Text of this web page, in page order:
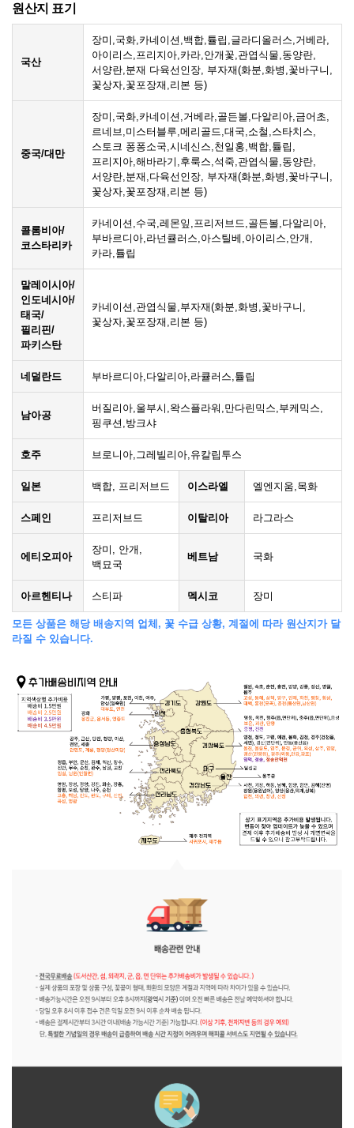
원산지 표기
국산
장미,국화,카네이션,백합,튤립,글라디올러스,거베라,
아이리스,프리지아,카라,안개꽃,관엽식물,동양란,
서양란,분재 다육선인장, 부자재(화분,화병,꽃바구니,
꽃상자,꽃포장재,리본 등)
중국/대만
장미,국화,카네이션,거베라,골든볼,다알리아,금어초,
르네브,미스터블루,메리골드,대국,소철,스타치스,
스토크 퐁퐁소국,시네신스,천일홍,백합,튤립,
프리지아,해바라기,후룩스,석죽,관엽식물,동양란,
서양란,분재,다육선인장, 부자재(화분,화병,꽃바구니,
꽃상자,꽃포장재,리본 등)
콜롬비아/
코스타리카
카네이션,수국,레몬잎,프리저브드,골든볼,다알리아,
부바르디아,라넌큘러스,아스틸베,아이리스,안개,
카라,튤립
말레이시아/
인도네시아/
태국/
필리핀/
파키스탄
카네이션,관엽식물,부자재(화분,화병,꽃바구니,
꽃상자,꽃포장재,리본 등)
네덜란드 부바르디아,다알리아,라큘러스,튤립
남아공
버질리아,울부시,왁스플라워,만다린믹스,부케믹스,
핑쿠션,방크샤
호주 브로니아,그레빌리아,유칼립투스
일본 백합, 프리저브드 이스라엘 엘엔지움,목화
스페인 프리저브드 이탈리아 라그라스
에티오피아
장미, 안개,
백묘국
베트남 국화
아르헨티나 스티파 멕시코 장미
모든 상품은 해당 배송지역 업체, 꽃 수급 상황, 계절에 따라 원산지가 달
라질 수 있습니다.